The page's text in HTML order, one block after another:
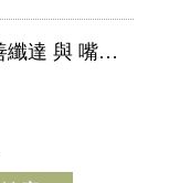
饞剋星康纖芙